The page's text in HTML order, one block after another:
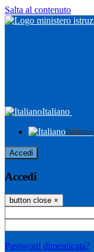
Salta al contenuto
Italiano
Italiano
Accedi
Accedi
button close ×
Password dimenticata?